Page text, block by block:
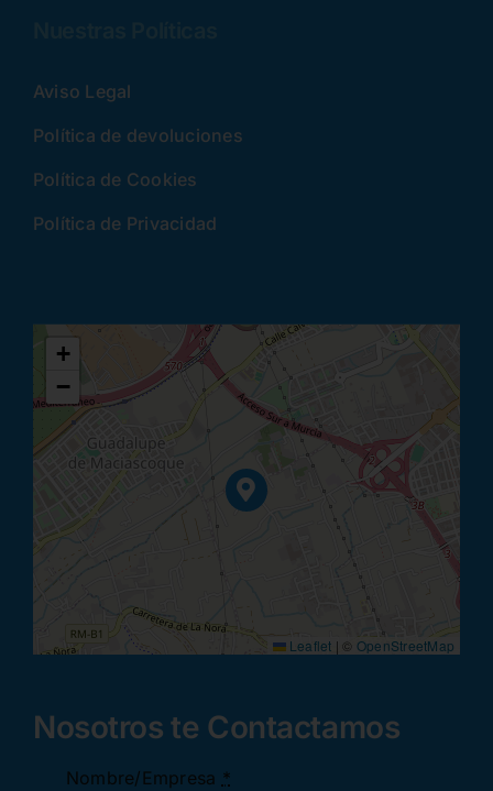
Aviso Legal
Política de devoluciones
Política de Cookies
Política de Privacidad
+
−
Leaflet | © OpenStreetMap
Nosotros te Contactamos
Nombre/Empresa *